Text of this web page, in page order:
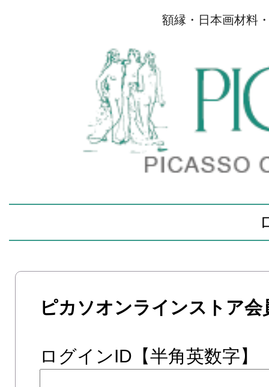
額縁・日本画材料
ピカソオンラインストア会
ログインID【半角英数字】